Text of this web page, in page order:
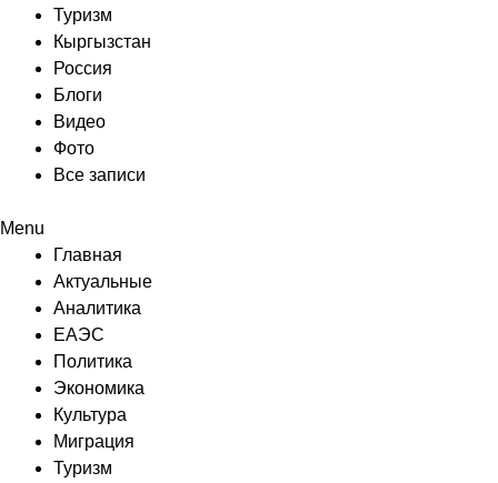
Туризм
Кыргызстан
Россия
Блоги
Видео
Фото
Все записи
Menu
Главная
Актуальные
Аналитика
ЕАЭС
Политика
Экономика
Культура
Миграция
Туризм